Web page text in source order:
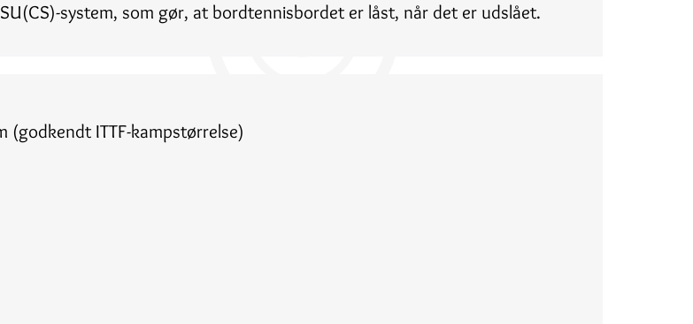
system, som gør, at bordtennisbordet er låst, når det er udslået.
(godkendt ITTF-kampstørrelse)